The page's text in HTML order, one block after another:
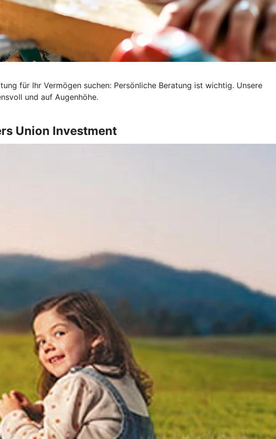
für Ihr Vermögen suchen: Persönliche Beratung ist wichtig. Unsere
und auf Augenhöhe.
Union Investment